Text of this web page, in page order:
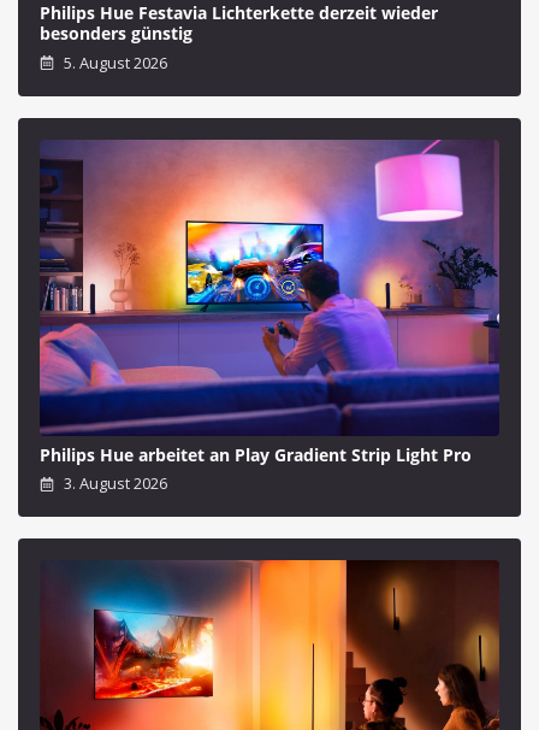
Philips Hue Festavia Lichterkette derzeit wieder
besonders günstig
5. August 2026
Philips Hue arbeitet an Play Gradient Strip Light Pro
3. August 2026